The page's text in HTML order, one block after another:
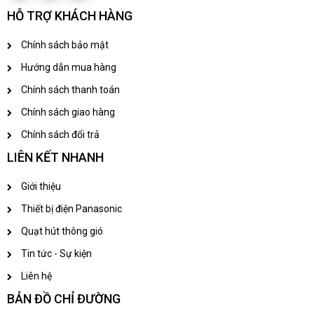
HỖ TRỢ KHÁCH HÀNG
Chính sách bảo mật
Hướng dẫn mua hàng
Chính sách thanh toán
Chính sách giao hàng
Chính sách đổi trả
LIÊN KẾT NHANH
Giới thiệu
Thiết bị điện Panasonic
Quạt hút thông gió
Tin tức - Sự kiện
Liên hệ
BẢN ĐỒ CHỈ ĐƯỜNG